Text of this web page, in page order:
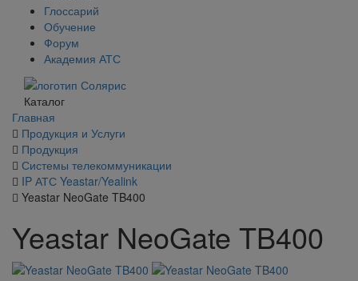
Глоссарий
Обучение
Форум
Академия АТС
Каталог
Главная
Продукция и Услуги
Продукция
Системы телекоммуникации
IP АТС Yeastar/Yealink
Yeastar NeoGate TB400
Yeastar NeoGate TB400